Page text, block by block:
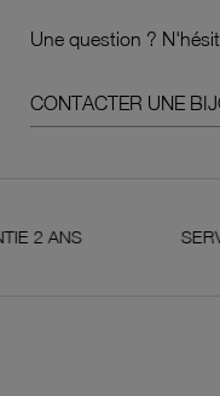
Une question ?
CONTACTER UNE
SERVICES